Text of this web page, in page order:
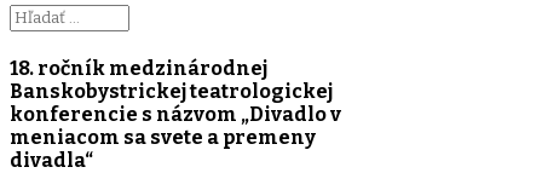
18. ročník medzinárodnej
Banskobystrickej teatrologickej
konferencie s názvom „Divadlo v
meniacom sa svete a premeny
divadla“